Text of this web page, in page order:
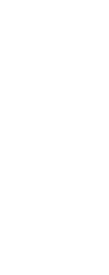
- выходной